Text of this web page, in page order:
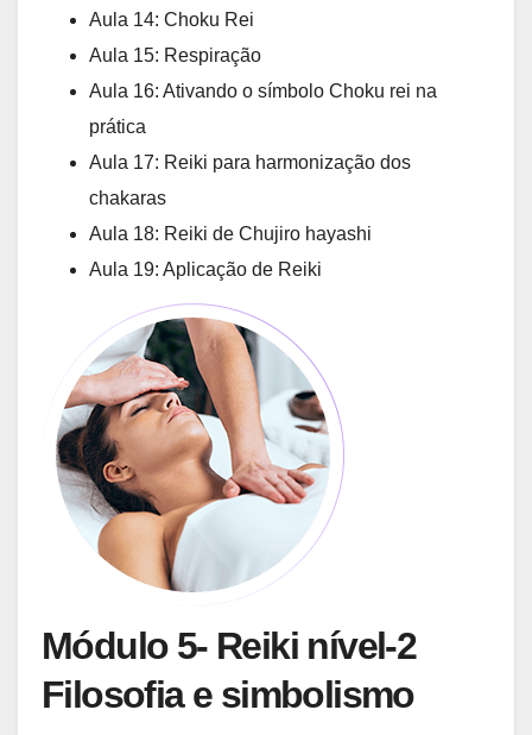
Aula 14: Choku Rei
Aula 15: Respiração
Aula 16: Ativando o símbolo Choku rei na
prática
Aula 17: Reiki para harmonização dos
chakaras
Aula 18: Reiki de Chujiro hayashi
Aula 19: Aplicação de Reiki
Módulo 5- Reiki nível-2
Filosofia e simbolismo